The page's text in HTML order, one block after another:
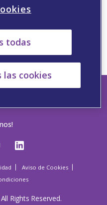
comprometida al
a lo largo de la vida:
con nuestra vacuna
precoz, con
Aviso de Cookies
Rights Reserved.
todas
cookies